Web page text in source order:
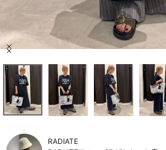
店舗検索
ご利用ガイド/ヘルプ
Item
of
10
RADIATE